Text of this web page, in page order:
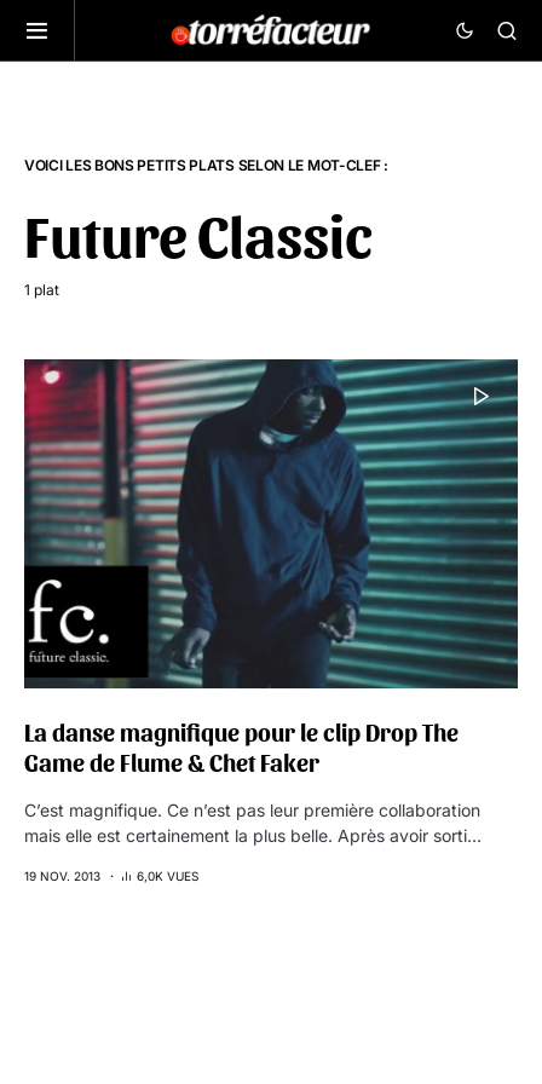
VOICI LES BONS PETITS PLATS SELON LE MOT-CLEF :
Future Classic
1 plat
La danse magnifique pour le clip Drop The
Game de Flume & Chet Faker
C’est magnifique. Ce n’est pas leur première collaboration
mais elle est certainement la plus belle. Après avoir sorti…
19 NOV. 2013 6,0K VUES